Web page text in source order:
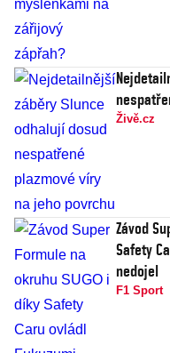
Živě.cz
Závod
Safety
nedojel
F1 Sport